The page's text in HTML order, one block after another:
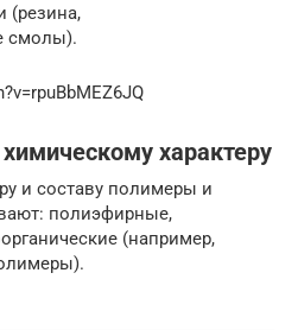
(резина,
смолы).
характеру
и составу полимеры и
полиэфирные,
(например,